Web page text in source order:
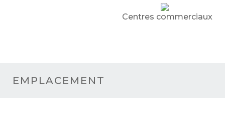
Centres commerciaux
EMPLACEMENT